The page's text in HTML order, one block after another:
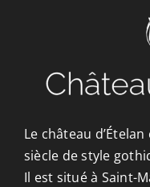
Le château
siècle de style
Il est situé à Saint-